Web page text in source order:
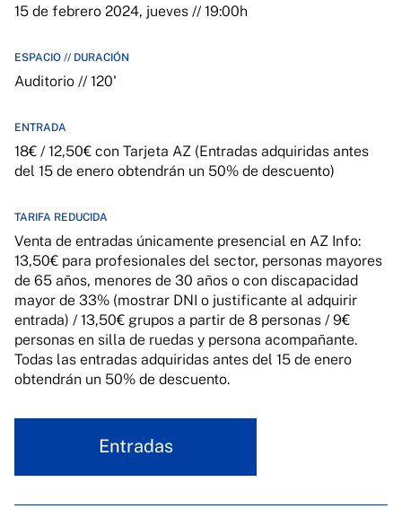
15 de febrero 2024, jueves // 19:00h
ESPACIO // DURACIÓN
Auditorio // 120'
ENTRADA
18€ / 12,50€ con Tarjeta AZ (Entradas adquiridas antes
del 15 de enero obtendrán un 50% de descuento)
TARIFA REDUCIDA
Venta de entradas únicamente presencial en AZ Info:
13,50€ para profesionales del sector, personas mayores
de 65 años, menores de 30 años o con discapacidad
mayor de 33% (mostrar DNI o justificante al adquirir
entrada) / 13,50€ grupos a partir de 8 personas / 9€
personas en silla de ruedas y persona acompañante.
Todas las entradas adquiridas antes del 15 de enero
obtendrán un 50% de descuento.
Entradas